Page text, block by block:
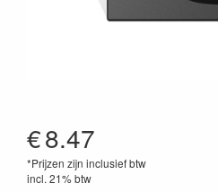
€8.47
*Prijzen zijn inclusief btw
incl. 21% btw